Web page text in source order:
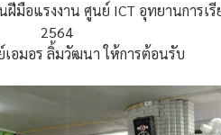
มือแรงงาน ศูนย์ ICT อุทยานการ
2564
เอมอร ลิ้มวัฒนา ให้การต้อนรับ